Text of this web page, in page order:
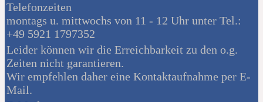
Telefonzeiten
montags u. mittwochs von 11 - 12 Uhr unter Tel.:
+49 5921 1797352
Leider können wir die Erreichbarkeit zu den o.g.
Zeiten nicht garantieren.
Wir empfehlen daher eine Kontaktaufnahme per E-
Mail.